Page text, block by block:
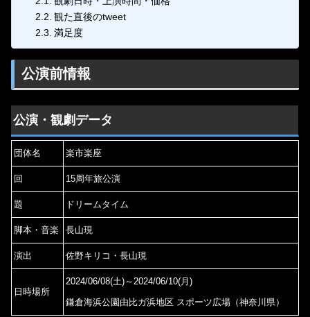
観た直後のtweet
満足度
公演前情報
公演・観劇データ
団体名 楽市楽座
回 15周年旅公演
題 ドリームタイム
脚本・音楽 長山現
演出 佐野キリコ・長山現
日時場所
2024/06/08(土)～2024/06/10(月)
鎌倉海浜公園由比ガ浜地区 スポーツ広場（神奈川県）